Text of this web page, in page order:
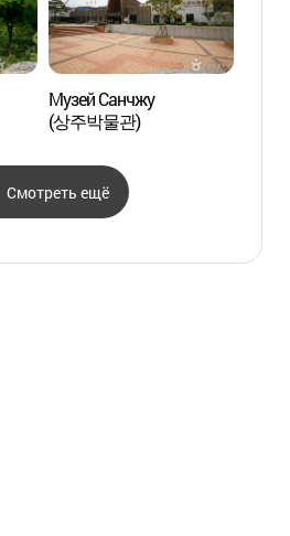
Музей Санчжу
(상주박물관)
Смотреть ещё